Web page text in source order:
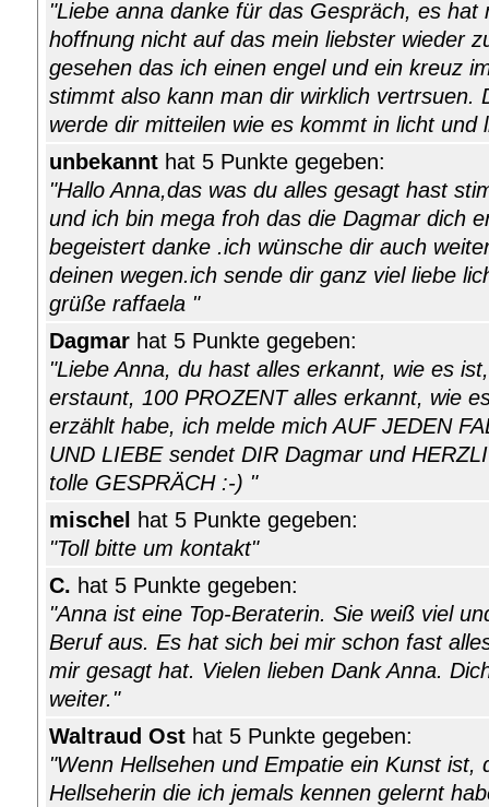
"Liebe anna danke für das Gespräch, es hat
hoffnung nicht auf das mein liebster wieder
gesehen das ich einen engel und ein kreuz
stimmt also kann man dir wirklich vertrsuen.
werde dir mitteilen wie es kommt in licht und
unbekannt hat 5 Punkte gegeben:
"Hallo Anna,das was du alles gesagt hast
und ich bin mega froh das die Dagmar dich
begeistert danke .ich wünsche dir auch
deinen wegen.ich sende dir ganz viel liebe
grüße raffaela "
Dagmar hat 5 Punkte gegeben:
"Liebe Anna, du hast alles erkannt, wie es
erstaunt, 100 PROZENT alles erkannt, wie
erzählt habe, ich melde mich AUF JEDEN
UND LIEBE sendet DIR Dagmar und
tolle GESPRÄCH :-) "
mischel
hat 5 Punkte gegeben:
"Toll bitte um kontakt"
C. hat 5 Punkte gegeben:
"Anna ist eine Top-Beraterin. Sie weiß viel
Beruf aus. Es hat sich bei mir schon fast
mir gesagt hat. Vielen lieben Dank Anna.
weiter."
Waltraud Ost hat 5 Punkte gegeben:
"Wenn Hellsehen und Empatie ein Kunst ist,
Hellseherin die ich jemals kennen gelernt